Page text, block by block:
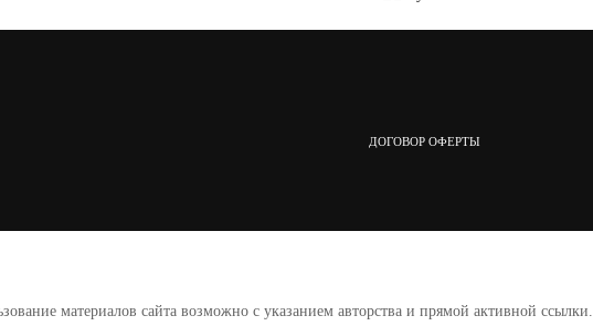
ДОГОВОР ОФЕРТЫ
материалов сайта возможно с указанием авторства и прямой активной ссылки.